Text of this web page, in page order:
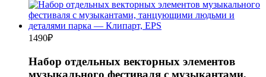
1490₽
Набор отдельных векторных элементов
музыкального фестиваля с музыкантами,